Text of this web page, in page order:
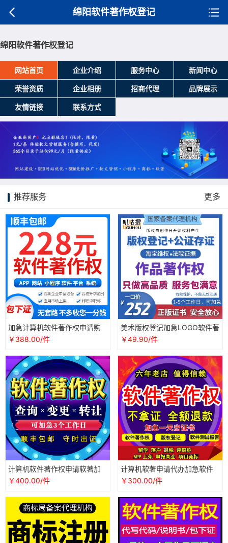
绵阳软件著作权登记
绵阳软件著作权登记
网站首页 企业介绍 服务中心 新闻中心
荣誉资质 企业相册 招商代理 品牌展示
友情链接 联系方式
推荐服务 更多
加急计算机软件著作权申请购
买国家APP小程序软著版权登记
￥388.00/件
美术版权登记加急LOGO软件著
作权证书申请视频文字图片保
护包通过
￥49.90/件
计算机软件著作权申请软著加
急APP软件版权申请美术版权登
￥400.00/件
计算机软著申请代办加急软件
著作权全包美术版权申请登记
￥300.00/件